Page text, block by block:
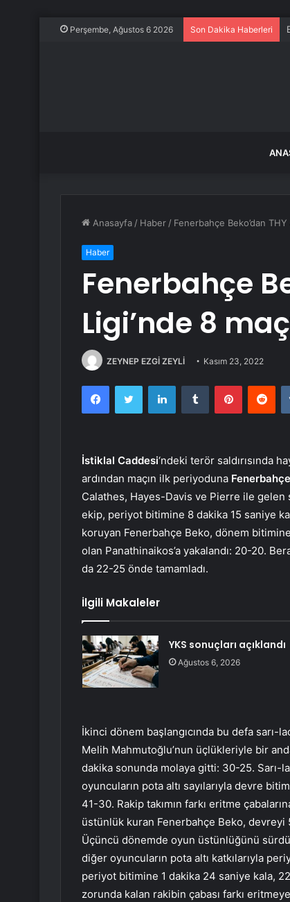
Perşembe, Ağustos 6 2026 Son Dakika Haberleri
Anasayfa / Haber / Fenerbahçe Beko’dan
Haber
Fenerbahçe
Ligi’nde 8
ZEYNEP EZGİ ZEYLİ Kasım 23, 2022
FacebookTwitter LinkedInTumblr Pinterest
İstiklal Caddesi‘ndeki terör saldırısında
ardından maçın ilk periyoduna
Calathes, Hayes-Davis ve Pierre ile
ekip, periyot bitimine 8 dakika 15 saniye
koruyan Fenerbahçe Beko, dönem
olan Panathinaikos’a yakalandı: 20-20.
da 22-25 önde tamamladı.
İlgili Makaleler
YKS sonuçları açıklandı
Ağustos 6, 2026
İkinci dönem başlangıcında bu defa sarı-
Melih Mahmutoğlu’nun üçlükleriyle bir
dakika sonunda molaya gitti: 30-25.
oyuncuların pota altı sayılarıyla devre
41-30. Rakip takımın farkı eritme
üstünlük kuran Fenerbahçe Beko,
Üçüncü dönemde oyun üstünlüğünü
diğer oyuncuların pota altı katkılarıyla
periyot bitimine 1 dakika 24 saniye kala,
zorunda kalan rakibin çabası farkı